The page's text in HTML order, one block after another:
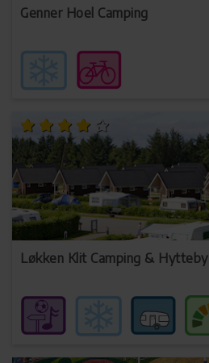
Genner Hoel Camping
Løkken Klit Camping & Hytteby